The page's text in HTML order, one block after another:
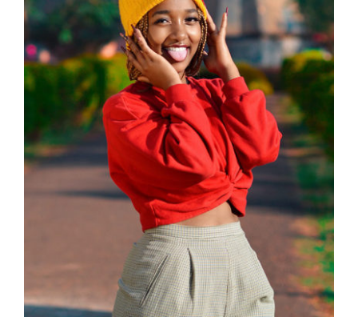
Red Sweater